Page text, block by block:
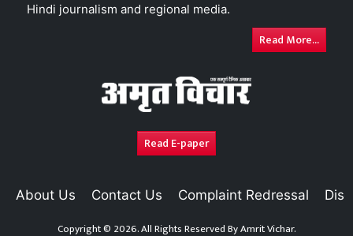
Hindi journalism and regional media.
Read More...
Read E-paper
About Us Contact Us Complaint Redressal
Copyright © 2026. All Rights Reserved ByAmrit Vichar.